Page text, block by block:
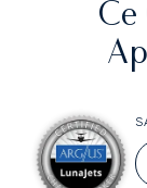
Ce